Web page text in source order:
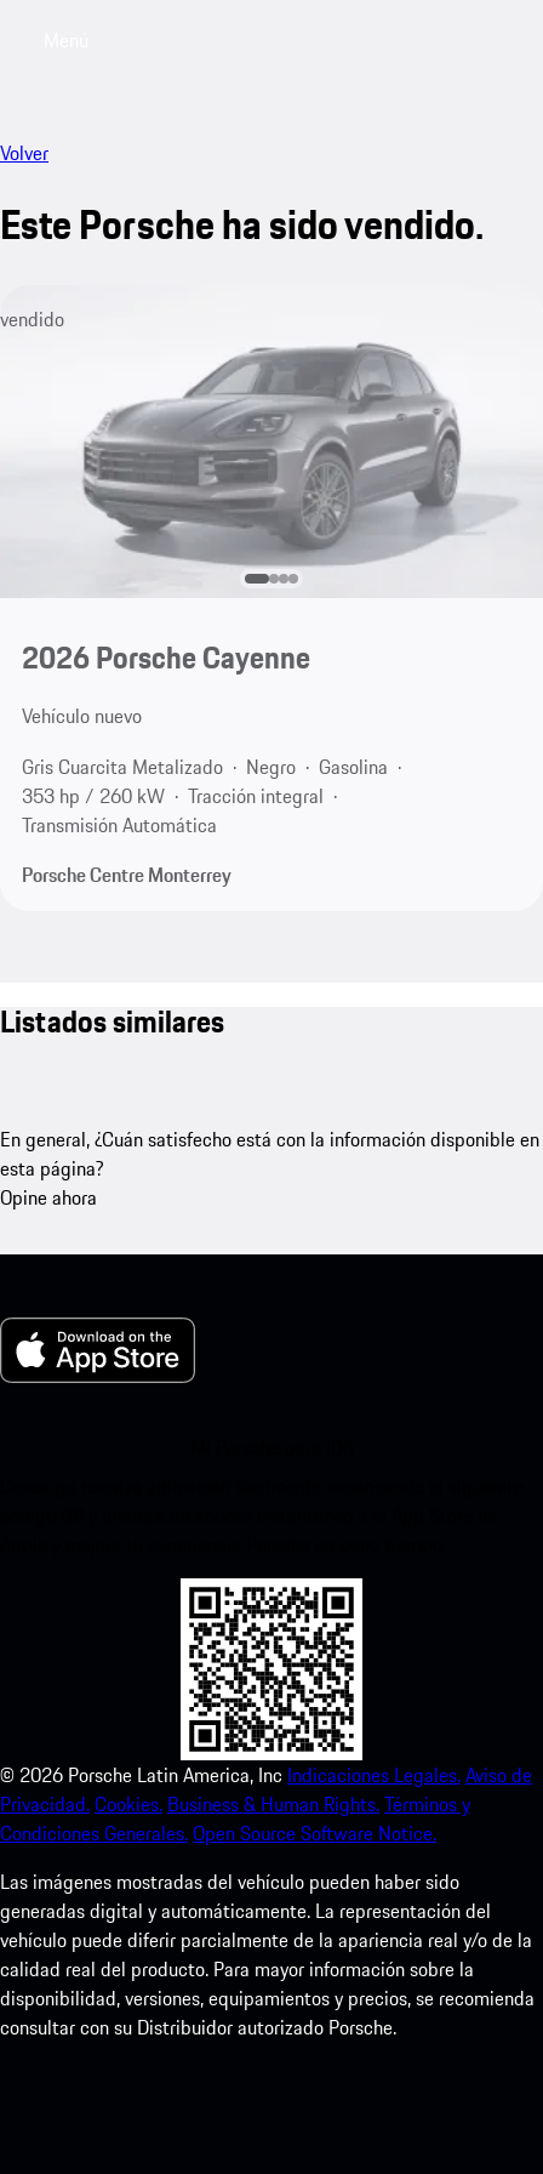
Volver
Este Porsche ha sido vendido.
vendido
2026 Porsche Cayenne
Vehículo nuevo
Gris Cuarcita Metalizado
Negro
Gasolina
353 hp / 260 kW
Tracción integral
Transmisión Automática
Porsche Centre Monterrey
Listados similares
En general, ¿Cuán satisfecho está con la información disponible en
esta página?
Opine ahora
© 2026 Porsche Latin America, Inc Indicaciones Legales.Aviso de
Privacidad.Cookies. Business & Human Rights.Términos y
Condiciones Generales.Open Source Software Notice.
Las imágenes mostradas del vehículo pueden haber sido
generadas digital y automáticamente. La representación del
vehículo puede diferir parcialmente de la apariencia real y/o de la
calidad real del producto. Para mayor información sobre la
disponibilidad, versiones, equipamientos y precios, se recomienda
consultar con su Distribuidor autorizado Porsche.